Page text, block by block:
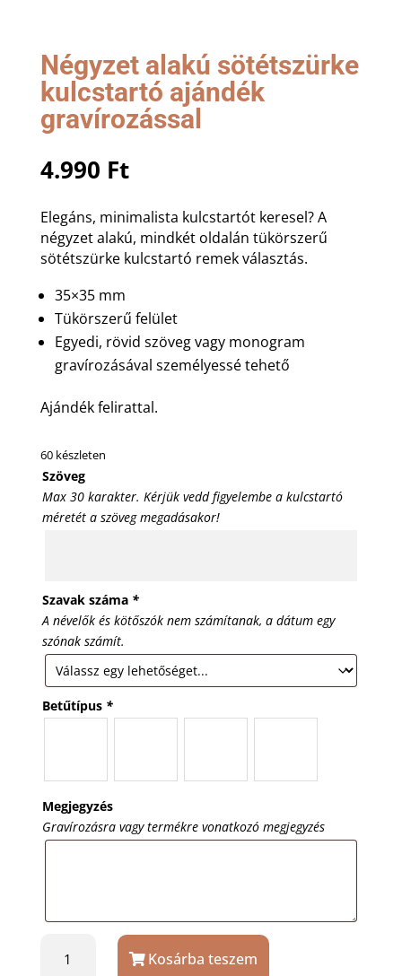
Négyzet alakú sötétszürke
kulcstartó ajándék
gravírozással
4.990 Ft
Elegáns, minimalista kulcstartót keresel? A
négyzet alakú, mindkét oldalán tükörszerű
sötétszürke kulcstartó remek választás.
35×35 mm
Tükörszerű felület
Egyedi, rövid szöveg vagy monogram
gravírozásával személyessé tehető
Ajándék felirattal.
60 készleten
Szöveg
Max 30 karakter. Kérjük vedd figyelembe a kulcstartó
méretét a szöveg megadásakor!
Szavak száma *
A névelők és kötőszók nem számítanak, a dátum egy
szónak számít.
Betűtípus *
Megjegyzés
Gravírozásra vagy termékre vonatkozó megjegyzés
alakú
Kosárba teszem